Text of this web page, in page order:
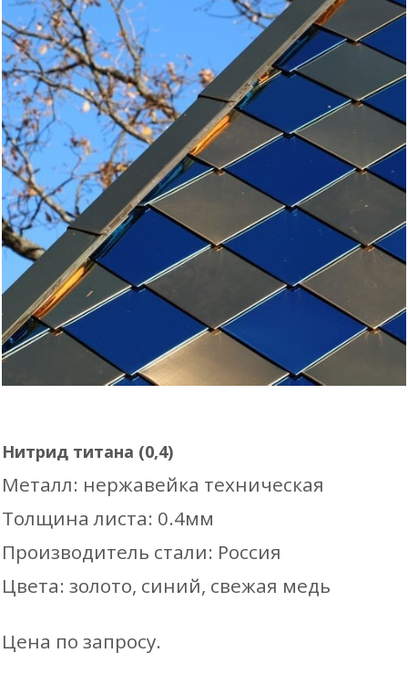
Нитрид титана (0,4)
Металл: нержавейка техническая
Толщина листа: 0.4мм
Производитель стали: Россия
Цвета: золото, синий, свежая медь
Цена по запросу.